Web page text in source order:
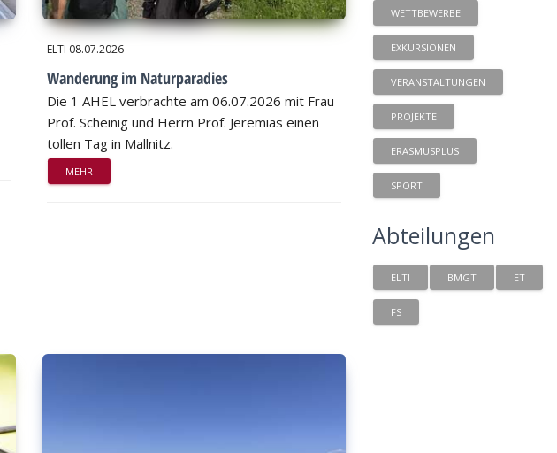
ELTI 08.07.2026
Wanderung im Naturparadies
Die 1 AHEL verbrachte am 06.07.2026 mit Frau
Prof. Scheinig und Herrn Prof. Jeremias einen
tollen Tag in Mallnitz.
MEHR
WETTBEWERBE
EXKURSIONEN
VERANSTALTUNGEN
PROJEKTE
ERASMUSPLUS
SPORT
Abteilungen
ELTI BMGT ET
FS